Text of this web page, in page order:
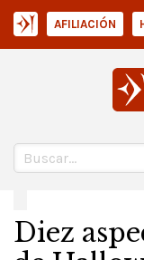
AFILIACIÓN
Diez